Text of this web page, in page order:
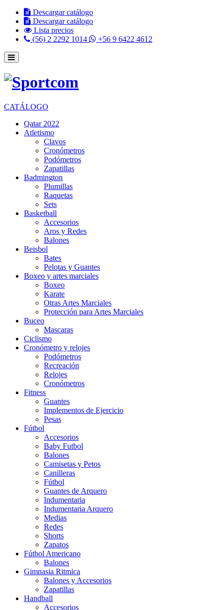
Descargar catálogo
Descargar catálogo
Lista precios
(56) 2 2292 1014
+56 9 6422 4612
CATÁLOGO
Qatar 2022
Atletismo
Clavos
Cronómetros
Podómetros
Zapatillas
Badmington
Plumillas
Raquetas
Sets
Basketball
Accesorios
Aros y Redes
Balones
Beisbol
Bates
Pelotas y Guantes
Boxeo y artes marciales
Boxeo
Karate
Otras Artes Marciales
Protección para Artes Marciales
Buceo
Mascaras
Ciclismo
Cronómetro y relojes
Podómetros
Recreación
Relojes
Cronómetros
Fitness
Guantes
Implementos de Ejercicio
Pesas
Fútbol
Accesorios
Baby Futbol
Balones
Camisetas y Petos
Canilleras
Fútbol
Guantes de Arquero
Indumentaria
Indumentaria Arquero
Medias
Redes
Shorts
Zapatos
Fútbol Americano
Balones
Gimnasia Ritmica
Balones y Accesorios
Zapatillas
Handball
Accesorios